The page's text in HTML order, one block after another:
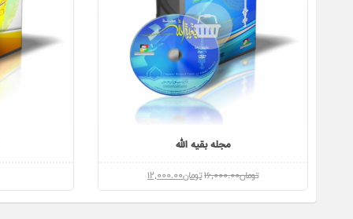
وفات حضرت معصومه (س)
6 سال قبل
مجله بقیه الله
تومان16,000.00تومان12,000.00